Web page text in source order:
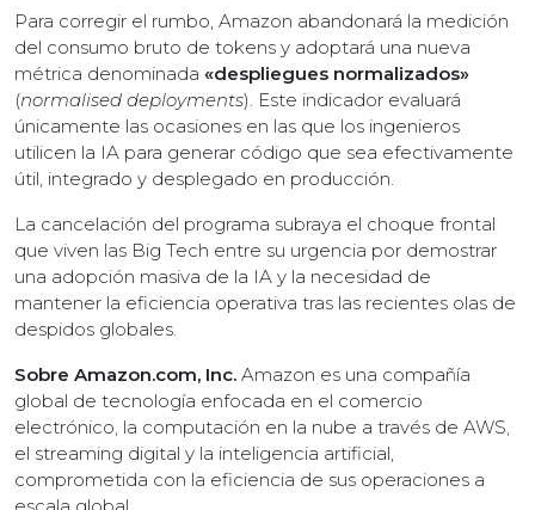
Para corregir el rumbo, Amazon abandonará la medición
del consumo bruto de tokens y adoptará una nueva
métrica denominada «despliegues normalizados»
(normalised deployments). Este indicador evaluará
únicamente las ocasiones en las que los ingenieros
utilicen la IA para generar código que sea efectivamente
útil, integrado y desplegado en producción.
La cancelación del programa subraya el choque frontal
que viven las Big Tech entre su urgencia por demostrar
una adopción masiva de la IA y la necesidad de
mantener la eficiencia operativa tras las recientes olas de
despidos globales.
Sobre Amazon.com, Inc. Amazon es una compañía
global de tecnología enfocada en el comercio
electrónico, la computación en la nube a través de AWS,
el streaming digital y la inteligencia artificial,
comprometida con la eficiencia de sus operaciones a